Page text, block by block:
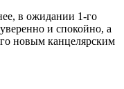
в ожидании 1-го
и спокойно, а
новым канцелярским